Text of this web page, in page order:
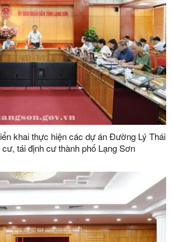
khai thực hiện các dự án Đường Lý Thái
tái định cư thành phố Lạng Sơn